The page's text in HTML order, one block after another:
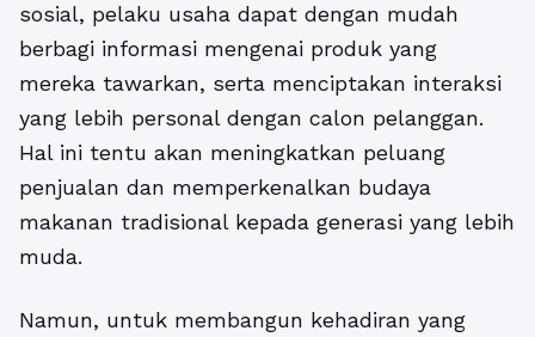
sosial, pelaku usaha dapat dengan mudah
berbagi informasi mengenai produk yang
mereka tawarkan, serta menciptakan interaksi
yang lebih personal dengan calon pelanggan.
Hal ini tentu akan meningkatkan peluang
penjualan dan memperkenalkan budaya
makanan tradisional kepada generasi yang lebih
muda.
Namun, untuk membangun kehadiran yang